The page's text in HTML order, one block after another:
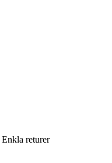
Enkla returer